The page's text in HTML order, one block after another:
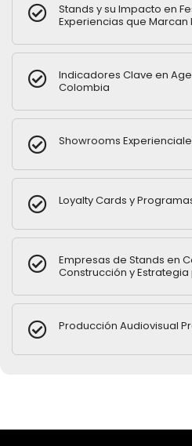
Stands y su Impacto en
Experiencias que Marcan
Indicadores Clave en
Colombia
Showrooms
Loyalty Cards y
Empresas de Stands en
Construcción y Estrategia
Producción Audiovisual